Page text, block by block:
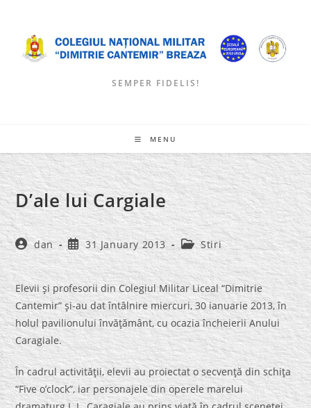
content
SEMPER FIDELIS!
MENU
D’ale lui Cargiale
Post
author:
dan
Post
published:
31 January 2013
Post
category:
Stiri
Elevii şi profesorii din Colegiul Militar Liceal “Dimitrie
Cantemir” şi-au dat întâlnire miercuri, 30 ianuarie 2013, în
holul pavilionului învăţământ, cu ocazia încheierii Anului
Caragiale.
În cadrul activităţii, elevii au proiectat o secvenţă din schiţa
“Five o’clock”, iar personajele din operele marelui